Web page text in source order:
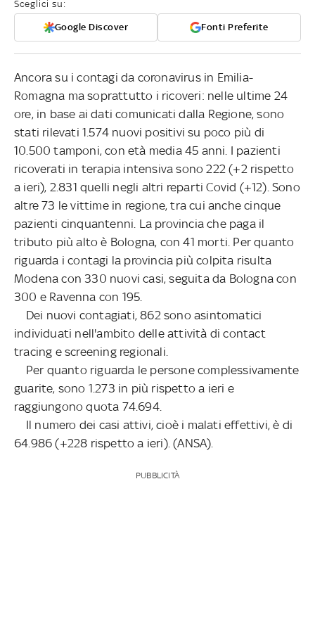
Sceglici su:
Google Discover Fonti Preferite
Ancora su i contagi da coronavirus in Emilia-
Romagna ma soprattutto i ricoveri: nelle ultime 24
ore, in base ai dati comunicati dalla Regione, sono
stati rilevati 1.574 nuovi positivi su poco più di
10.500 tamponi, con età media 45 anni. I pazienti
ricoverati in terapia intensiva sono 222 (+2 rispetto
a ieri), 2.831 quelli negli altri reparti Covid (+12). Sono
altre 73 le vittime in regione, tra cui anche cinque
pazienti cinquantenni. La provincia che paga il
tributo più alto è Bologna, con 41 morti. Per quanto
riguarda i contagi la provincia più colpita risulta
Modena con 330 nuovi casi, seguita da Bologna con
300 e Ravenna con 195.
Dei nuovi contagiati, 862 sono asintomatici
individuati nell'ambito delle attività di contact
tracing e screening regionali.
Per quanto riguarda le persone complessivamente
guarite, sono 1.273 in più rispetto a ieri e
raggiungono quota 74.694.
Il numero dei casi attivi, cioè i malati effettivi, è di
64.986 (+228 rispetto a ieri). (ANSA).
PUBBLICITÀ